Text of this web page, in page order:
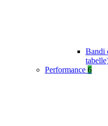
Bandi
Performance 6